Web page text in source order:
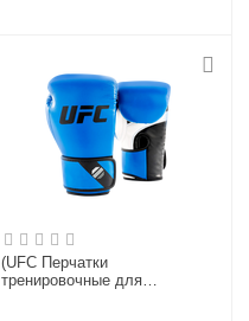
(UFC Перчатки
тренировочные для